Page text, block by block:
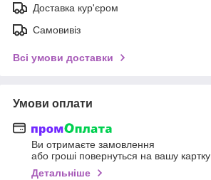
Доставка кур'єром
Самовивіз
Всі умови доставки
Умови оплати
Ви отримаєте замовлення
або гроші повернуться на вашу картку
Детальніше